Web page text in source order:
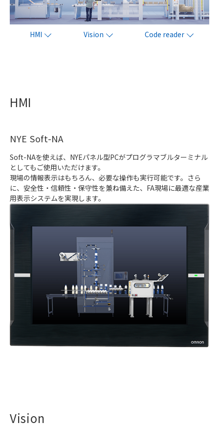
HMI Vision Code reader
HMI
NYE Soft-NA
Soft-NAを使えば、NYEパネル型PCがプログラマブルターミナル
としてもご使用いただけます。
現場の情報表示はもちろん、必要な操作も実行可能です。さら
に、安全性・信頼性・保守性を兼ね備えた、FA現場に最適な産業
用表示システムを実現します。
Vision